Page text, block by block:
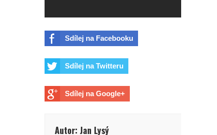
Sdílej na Facebooku
Sdílej na Twitteru
Sdílej na Google+
Autor: Jan Lysý